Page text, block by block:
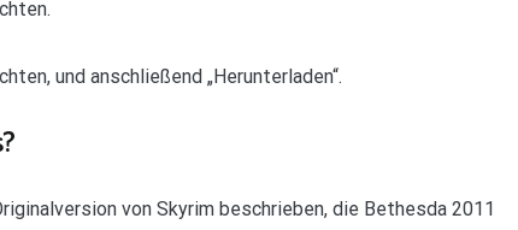
und anschließend „Herunterladen“.
von Skyrim beschrieben, die Bethesda 2011